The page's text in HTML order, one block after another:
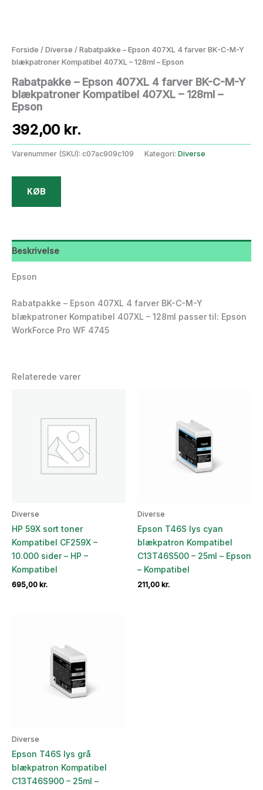
Forside / Diverse / Rabatpakke – Epson 407XL 4 farver BK-C-M-Y
blækpatroner Kompatibel 407XL – 128ml – Epson
Rabatpakke – Epson 407XL 4 farver BK-C-M-Y
blækpatroner Kompatibel 407XL – 128ml –
Epson
392,00 kr.
Varenummer (SKU): c07ac909c109 Kategori: Diverse
KØB
Beskrivelse
Epson
Rabatpakke – Epson 407XL 4 farver BK-C-M-Y
blækpatroner Kompatibel 407XL – 128ml passer til: Epson
WorkForce Pro WF 4745
Relaterede varer
Diverse
HP 59X sort toner
Kompatibel CF259X –
10.000 sider – HP –
Kompatibel
695,00 kr.
Diverse
Epson T46S lys cyan
blækpatron Kompatibel
C13T46S500 – 25ml – Epson
– Kompatibel
211,00 kr.
Diverse
Epson T46S lys grå
blækpatron Kompatibel
C13T46S900 – 25ml –